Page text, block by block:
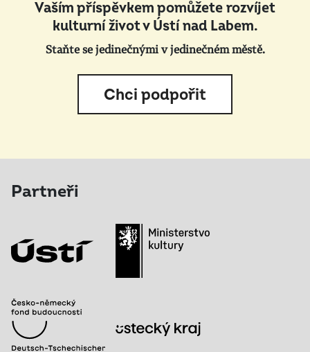
Vaším příspěvkem pomůžete rozvíjet
kulturní život v Ústí nad Labem.
Staňte se jedinečnými v jedinečném městě.
Chci podpořit
Partneři